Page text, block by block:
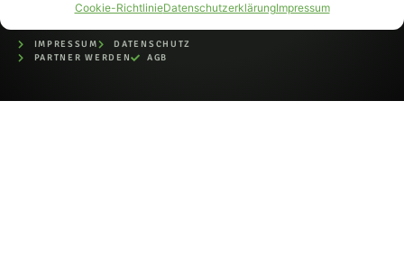
Cookie-RichtlinieDatenschutzerklärungImpressum
IMPRESSUM
DATENSCHUTZ
PARTNER WERDEN
AGB